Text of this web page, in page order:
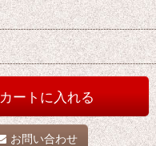
カートに入れる
お問い合わせ